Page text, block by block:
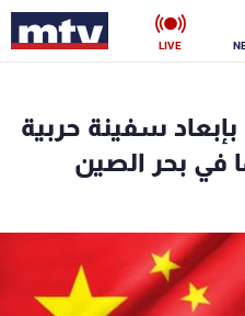
LIVE
سفينة حربية
في بحر الصين
فن
رياضة